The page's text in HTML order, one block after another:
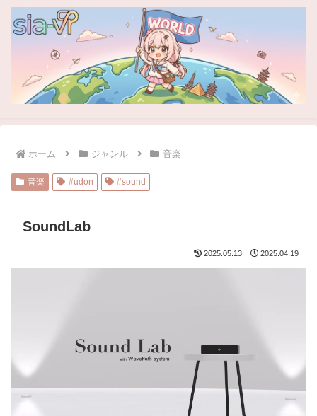
ホーム ジャンル 音楽
音楽 #udon #sound
SoundLab
2025.05.13 2025.04.19